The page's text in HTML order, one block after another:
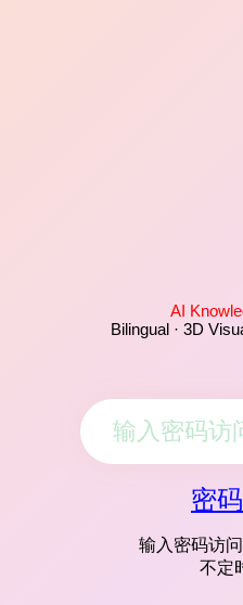
AI
Bilingual · 3D
密
输入密码访
不定